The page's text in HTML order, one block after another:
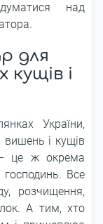
над
для
кущів і
України,
і кущів
це ж окрема
господинь. Все
розчищення,
А тим, хто